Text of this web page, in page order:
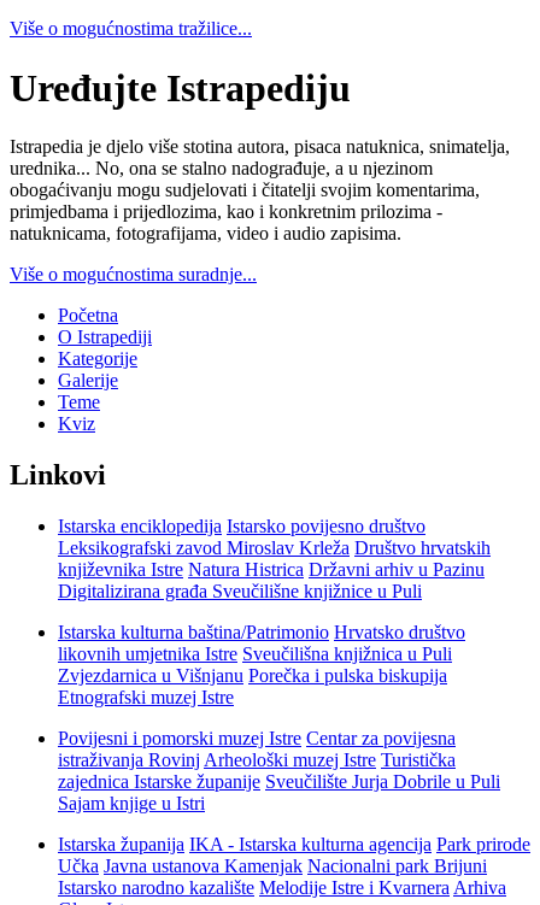
Više o mogućnostima tražilice...
Uređujte Istrapediju
Istrapedia je djelo više stotina autora, pisaca natuknica, snimatelja,
urednika... No, ona se stalno nadograđuje, a u njezinom
obogaćivanju mogu sudjelovati i čitatelji svojim komentarima,
primjedbama i prijedlozima, kao i konkretnim prilozima -
natuknicama, fotografijama, video i audio zapisima.
Više o mogućnostima suradnje...
Početna
O Istrapediji
Kategorije
Galerije
Teme
Kviz
Linkovi
Istarska enciklopedija Istarsko povijesno društvo
Leksikografski zavod Miroslav Krleža Društvo hrvatskih
književnika Istre Natura Histrica Državni arhiv u Pazinu
Digitalizirana građa Sveučilišne knjižnice u Puli
Istarska kulturna baština/Patrimonio Hrvatsko društvo
likovnih umjetnika Istre Sveučilišna knjižnica u Puli
Zvjezdarnica u Višnjanu Porečka i pulska biskupija
Etnografski muzej Istre
Povijesni i pomorski muzej Istre Centar za povijesna
istraživanja Rovinj Arheološki muzej Istre Turistička
zajednica Istarske županije Sveučilište Jurja Dobrile u Puli
Sajam knjige u Istri
Istarska županija IKA - Istarska kulturna agencija Park prirode
Učka Javna ustanova Kamenjak Nacionalni park Brijuni
Istarsko narodno kazalište Melodije Istre i Kvarnera Arhiva